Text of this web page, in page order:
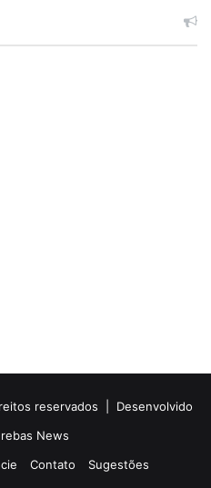
reservados | Desenvolvido
News
Contato Sugestões